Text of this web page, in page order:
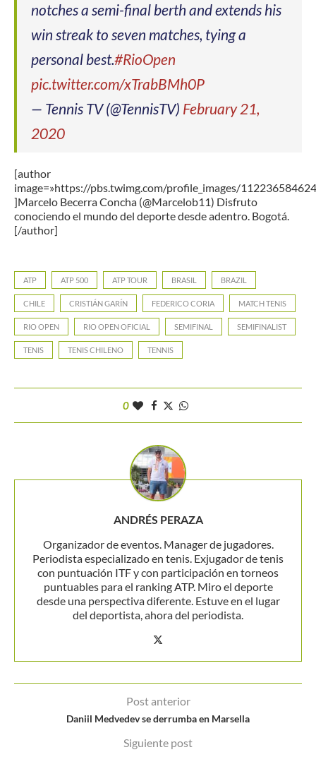
notches a semi-final berth and extends his
win streak to seven matches, tying a
personal best.#RioOpen
pic.twitter.com/xTrabBMh0P
— Tennis TV (@TennisTV) February 21,
2020
[author
image=»https://pbs.twimg.com/profile_images/
]Marcelo Becerra Concha (@Marcelob11) Disfruto
conociendo el mundo del deporte desde adentro. Bogotá.
[/author]
ATP ATP 500 ATP TOUR BRASIL BRAZIL
CHILE CRISTIÁN GARÍN FEDERICO CORIA MATCH TENIS
RIO OPEN RIO OPEN OFICIAL SEMIFINAL SEMIFINALIST
TENIS TENIS CHILENO TENNIS
0
ANDRÉS PERAZA
Organizador de eventos. Manager de jugadores.
Periodista especializado en tenis. Exjugador de tenis
con puntuación ITF y con participación en torneos
puntuables para el ranking ATP. Miro el deporte
desde una perspectiva diferente. Estuve en el lugar
del deportista, ahora del periodista.
Post anterior
Daniil Medvedev se derrumba en Marsella
Siguiente post